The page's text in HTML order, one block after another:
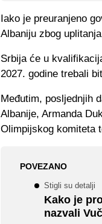
Iako je preuranjeno
Albaniju zbog
Srbija će u
2027. godine trebali
Međutim, posljednjih
Albanije, Armanda
Olimpijskog komiteta
POVEZANO
Stigli su detalji
Kako je
nazvali